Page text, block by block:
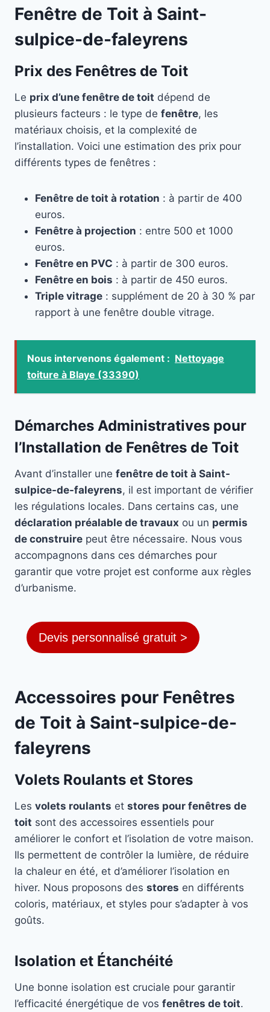
Fenêtre de Toit à Saint-
sulpice-de-faleyrens
Prix des Fenêtres de Toit
Le prix d’une fenêtre de toit dépend de
plusieurs facteurs : le type de fenêtre, les
matériaux choisis, et la complexité de
l’installation. Voici une estimation des prix pour
différents types de fenêtres :
Fenêtre de toit à rotation : à partir de 400
euros.
Fenêtre à projection : entre 500 et 1000
euros.
Fenêtre en PVC : à partir de 300 euros.
Fenêtre en bois : à partir de 450 euros.
Triple vitrage : supplément de 20 à 30 % par
rapport à une fenêtre double vitrage.
Nous intervenons également : Nettoyage
toiture à Blaye (33390)
Démarches Administratives pour
l’Installation de Fenêtres de Toit
Avant d’installer une fenêtre de toit à Saint-
sulpice-de-faleyrens, il est important de vérifier
les régulations locales. Dans certains cas, une
déclaration préalable de travaux ou un permis
de construire peut être nécessaire. Nous vous
accompagnons dans ces démarches pour
garantir que votre projet est conforme aux règles
d’urbanisme.
Devis personnalisé gratuit >
Accessoires pour Fenêtres
de Toit à Saint-sulpice-de-
faleyrens
Volets Roulants et Stores
Les volets roulants et stores pour fenêtres de
toit sont des accessoires essentiels pour
améliorer le confort et l’isolation de votre maison.
Ils permettent de contrôler la lumière, de réduire
la chaleur en été, et d’améliorer l’isolation en
hiver. Nous proposons des stores en différents
coloris, matériaux, et styles pour s’adapter à vos
goûts.
Isolation et Étanchéité
Une bonne isolation est cruciale pour garantir
l’efficacité énergétique de vos fenêtres de toit.